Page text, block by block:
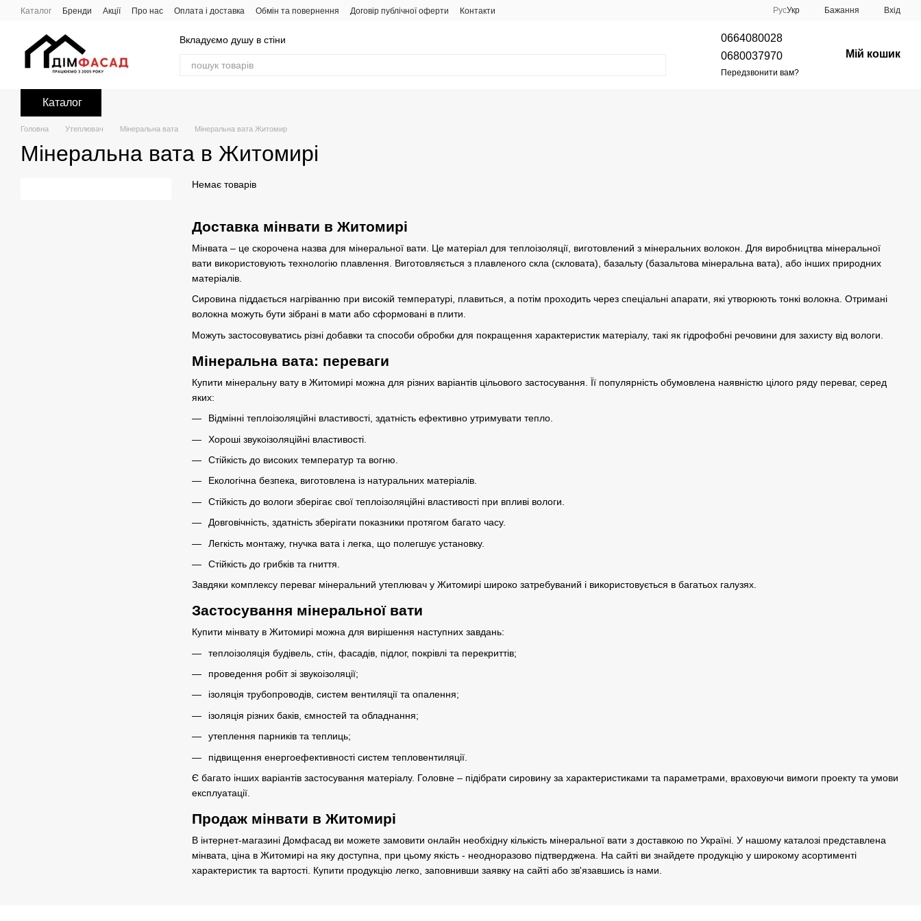
Перейти до основного контенту
Каталог Бренди Акції Про нас Оплата і доставка Обмін та повернення Договір публічної оферти Контакти РусУкр Бажання Вхід
Вкладуємо душу в стіни
0664080028
0680037970
Передзвонити вам?
Мій кошик
Каталог
Головна Утеплювач Мінеральна вата Мінеральна вата Житомир
Мінеральна вата в Житомирі
Доставка мінвати в Житомирі
Мінвата – це скорочена назва для мінеральної вати. Це матеріал для теплоізоляції, виготовлений з мінеральних волокон. Для виробництва мінеральної
вати використовують технологію плавлення. Виготовляється з плавленого скла (скловата), базальту (базальтова мінеральна вата), або інших природних
матеріалів.
Сировина піддається нагріванню при високій температурі, плавиться, а потім проходить через спеціальні апарати, які утворюють тонкі волокна. Отримані
волокна можуть бути зібрані в мати або сформовані в плити.
Можуть застосовуватись різні добавки та способи обробки для покращення характеристик матеріалу, такі як гідрофобні речовини для захисту від вологи.
Мінеральна вата: переваги
Купити мінеральну вату в Житомирі можна для різних варіантів цільового застосування. Її популярність обумовлена наявністю цілого ряду переваг, серед
яких:
Відмінні теплоізоляційні властивості, здатність ефективно утримувати тепло.
Хороші звукоізоляційні властивості.
Стійкість до високих температур та вогню.
Екологічна безпека, виготовлена із натуральних матеріалів.
Стійкість до вологи зберігає свої теплоізоляційні властивості при впливі вологи.
Довговічність, здатність зберігати показники протягом багато часу.
Легкість монтажу, гнучка вата і легка, що полегшує установку.
Стійкість до грибків та гниття.
Завдяки комплексу переваг мінеральний утеплювач у Житомирі широко затребуваний і використовується в багатьох галузях.
Застосування мінеральної вати
Купити мінвату в Житомирі можна для вирішення наступних завдань:
теплоізоляція будівель, стін, фасадів, підлог, покрівлі та перекриттів;
проведення робіт зі звукоізоляції;
ізоляція трубопроводів, систем вентиляції та опалення;
ізоляція різних баків, ємностей та обладнання;
утеплення парників та теплиць;
підвищення енергоефективності систем тепловентиляції.
Є багато інших варіантів застосування матеріалу. Головне – підібрати сировину за характеристиками та параметрами, враховуючи вимоги проекту та умови
експлуатації.
Продаж мінвати в Житомирі
В інтернет-магазині Домфасад ви можете замовити онлайн необхідну кількість мінеральної вати з доставкою по Україні. У нашому каталозі представлена
мінвата, ціна в Житомирі на яку доступна, при цьому якість - неодноразово підтверджена. На сайті ви знайдете продукцію у широкому асортименті
характеристик та вартості. Купити продукцію легко, заповнивши заявку на сайті або зв'язавшись із нами.
Немає товарів